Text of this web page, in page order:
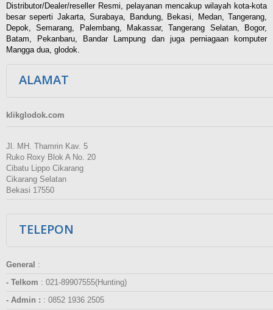
Distributor/Dealer/reseller Resmi, pelayanan mencakup wilayah kota-kota
besar seperti Jakarta, Surabaya, Bandung, Bekasi, Medan, Tangerang,
Depok, Semarang, Palembang, Makassar, Tangerang Selatan, Bogor,
Batam, Pekanbaru, Bandar Lampung dan juga perniagaan komputer
Mangga dua, glodok.
ALAMAT
klikglodok.com
Jl. MH. Thamrin Kav. 5
Ruko Roxy Blok A No. 20
Cibatu Lippo Cikarang
Cikarang Selatan
Bekasi 17550
TELEPON
General :
- Telkom : 021-89907555(Hunting)
- Admin : : 0852 1936 2505